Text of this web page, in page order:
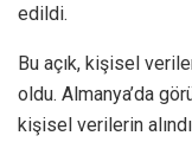
edildi.
Bu açık, kişisel
oldu. Almanya’da
kişisel verilerin